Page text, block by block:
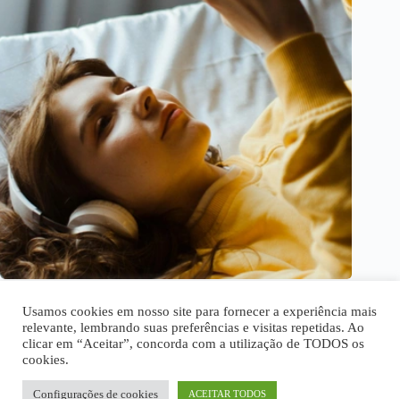
Política Privacidade
Fale Conosco
Usamos cookies em nosso site para fornecer a experiência mais
relevante, lembrando suas preferências e visitas repetidas. Ao
clicar em “Aceitar”, concorda com a utilização de TODOS os
cookies.
Configurações de cookies ACEITAR TODOS